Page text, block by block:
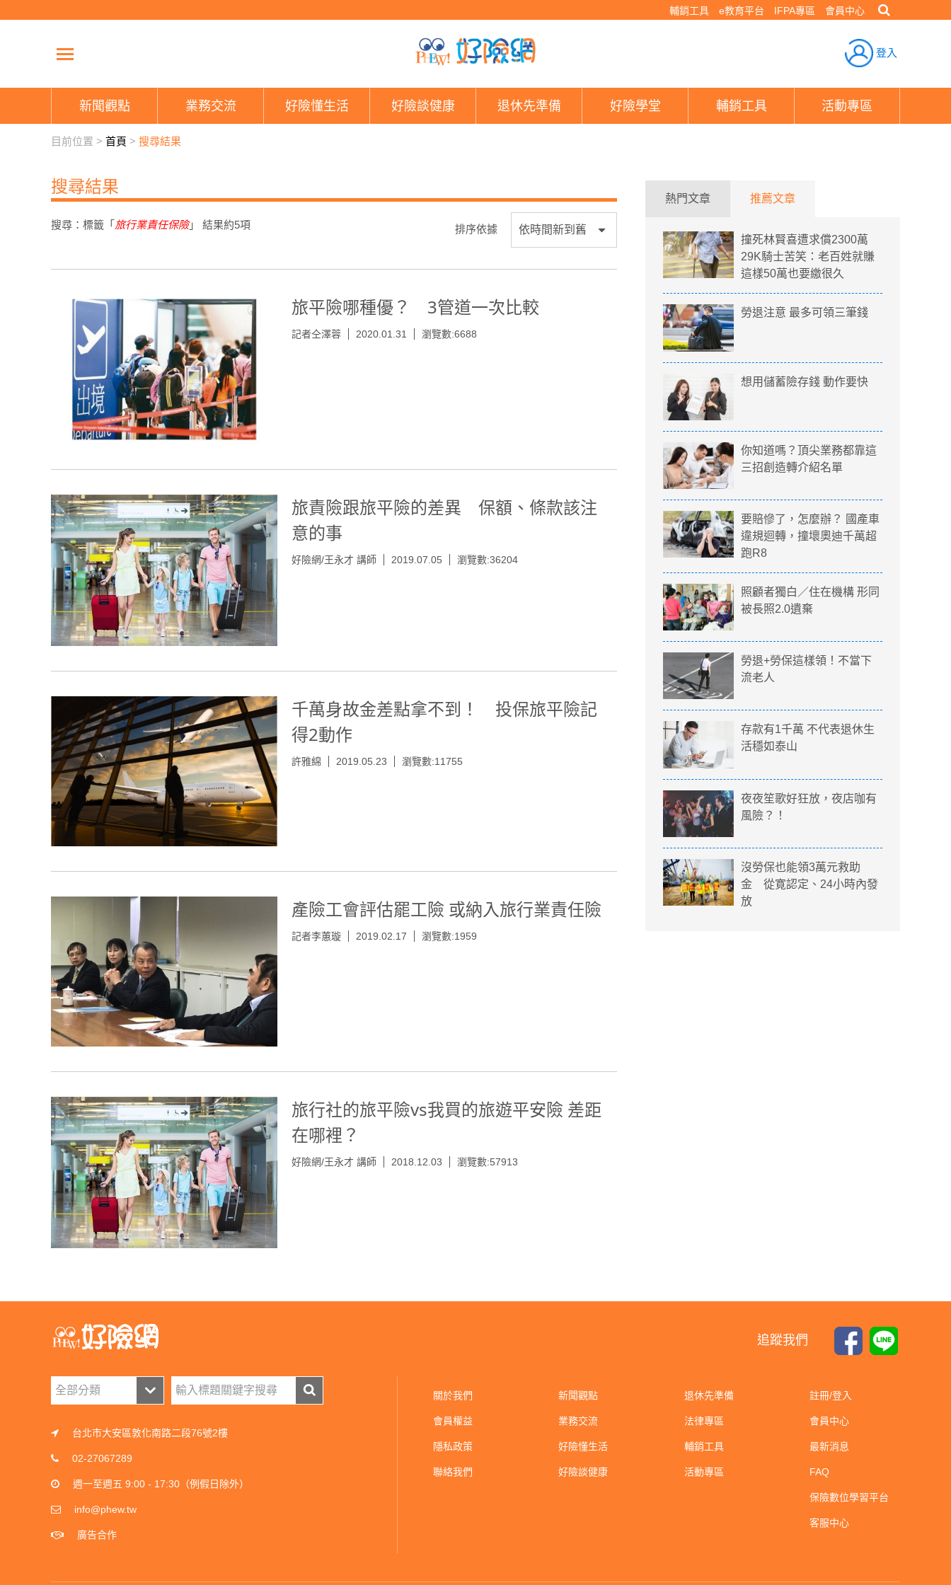
輔銷工具 e教育平台 IFPA專區 會員中心
登入
新聞觀點 業務交流 好險懂生活 好險談健康 退休先準備 好險學堂 輔銷工具 活動專區
目前位置 > 首頁 > 搜尋結果
搜尋結果
搜尋：標籤「 旅行業責任保險」 結果約5項 排序依據
旅平險哪種優？ 3管道一次比較
記者仝澤蓉 2020.01.31 瀏覽數:6688
旅責險跟旅平險的差異 保額、條款該注
意的事
好險網/王永才 講師 2019.07.05 瀏覽數:36204
千萬身故金差點拿不到！ 投保旅平險記
得2動作
許雅綿 2019.05.23 瀏覽數:11755
產險工會評估罷工險 或納入旅行業責任險
記者李蕙璇 2019.02.17 瀏覽數:1959
旅行社的旅平險vs我買的旅遊平安險 差距
在哪裡？
好險網/王永才 講師 2018.12.03 瀏覽數:57913
熱門文章 推薦文章
撞死林賢喜遭求償2300萬
29K騎士苦笑：老百姓就賺
這樣50萬也要繳很久
勞退注意 最多可領三筆錢
想用儲蓄險存錢 動作要快
你知道嗎？頂尖業務都靠這
三招創造轉介紹名單
要賠慘了，怎麼辦？ 國產車
違規迴轉，撞壞奧迪千萬超
跑R8
照顧者獨白／住在機構 形同
被長照2.0遺棄
勞退+勞保這樣領！不當下
流老人
存款有1千萬 不代表退休生
活穩如泰山
夜夜笙歌好狂放，夜店咖有
風險？！
沒勞保也能領3萬元救助
金 從寛認定、24小時內發
放
追蹤我們
台北市大安區敦化南路二段76號2樓
02-27067289
週一至週五 9:00 - 17:30（例假日除外）
info@phew.tw
廣告合作
關於我們
會員權益
隱私政策
聯絡我們
新聞觀點
業務交流
好險懂生活
好險談健康
退休先準備
法律專區
輔銷工具
活動專區
註冊/登入
會員中心
最新消息
FAQ
保險數位學習平台
客服中心